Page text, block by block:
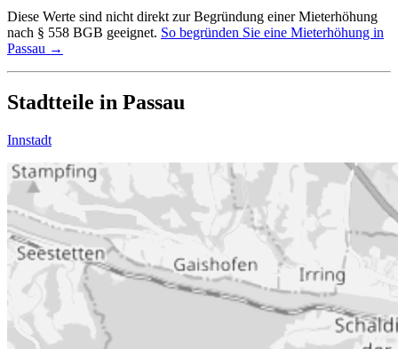
Diese Werte sind nicht direkt zur Begründung einer Mieterhöhung
nach § 558 BGB geeignet. So begründen Sie eine Mieterhöhung in
Passau →
Stadtteile in Passau
Innstadt